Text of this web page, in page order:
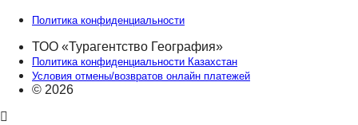
Политика конфиденциальности
ТОО «Турагентство География»
Политика конфиденциальности Казахстан
Условия отмены/возвратов онлайн платежей
© 2026